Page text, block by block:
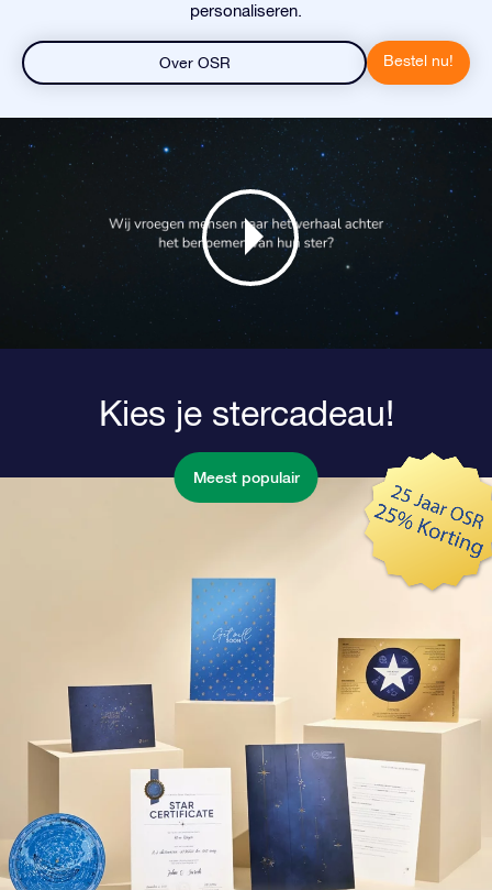
personaliseren.
Over OSR Bestel nu!
Kies je stercadeau!
Meest populair